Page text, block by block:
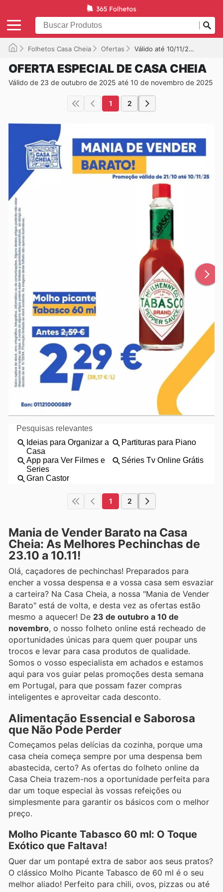
Folhetos Casa Cheia Ofertas Válido até 10/11/2025
OFERTA ESPECIAL DE CASA CHEIA
Válido de 23 de outubro de 2025 até 10 de novembro de 2025
1 2
1 2
Mania de Vender Barato na Casa
Cheia: As Melhores Pechinchas de
23.10 a 10.11!
Olá, caçadores de pechinchas! Preparados para
encher a vossa despensa e a vossa casa sem esvaziar
a carteira? Na Casa Cheia, a nossa "Mania de Vender
Barato" está de volta, e desta vez as ofertas estão
mesmo a aquecer! De 23 de outubro a 10 de
novembro, o nosso folheto online está recheado de
oportunidades únicas para quem quer poupar uns
trocos e levar para casa produtos de qualidade.
Somos o vosso especialista em achados e estamos
aqui para vos guiar pelas promoções desta semana
em Portugal, para que possam fazer compras
inteligentes e aproveitar cada desconto.
Alimentação Essencial e Saborosa
que Não Pode Perder
Começamos pelas delícias da cozinha, porque uma
casa cheia começa sempre por uma despensa bem
abastecida, certo? As ofertas do folheto online da
Casa Cheia trazem-nos a oportunidade perfeita para
dar um toque especial às vossas refeições ou
simplesmente para garantir os básicos com o melhor
preço.
Molho Picante Tabasco 60 ml: O Toque
Exótico que Faltava!
Quer dar um pontapé extra de sabor aos seus pratos?
O clássico Molho Picante Tabasco de 60 ml é o seu
melhor aliado! Perfeito para chili, ovos, pizzas ou até